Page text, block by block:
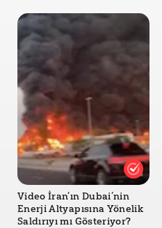
Video İran’ın Dubai’nin
Enerji Altyapısına Yönelik
Saldırıyı mı Gösteriyor?